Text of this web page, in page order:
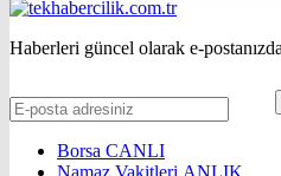
Haberleri güncel olarak e-
Borsa CANLI
Namaz Vakitleri ANLIK